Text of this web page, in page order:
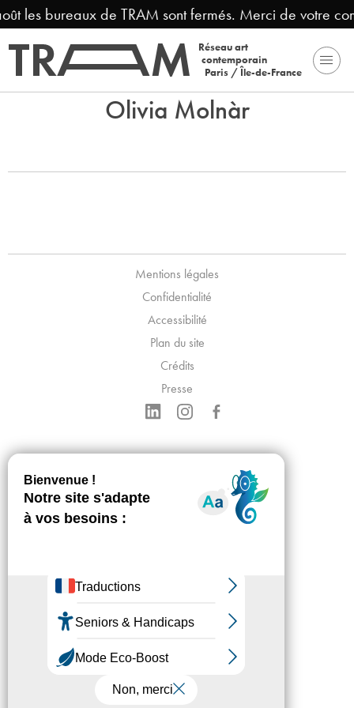
les bureaux de TRAM sont fermés. Merci de votre
Réseau art
contemporain
Paris / Île-de-France
Olivia Molnàr
Mentions légales
Confidentialité
Accessibilité
Plan du site
Crédits
Presse